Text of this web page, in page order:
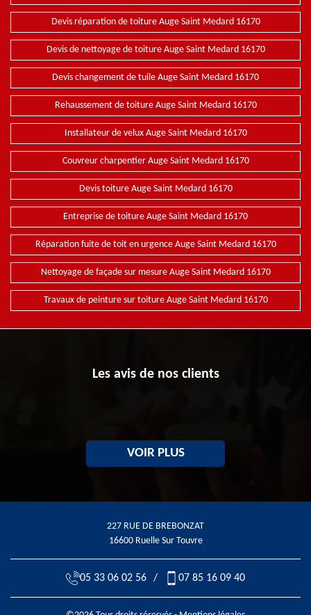
Devis réparation de toiture Auge Saint Medard 16170
Devis de nettoyage de toiture Auge Saint Medard 16170
Devis changement de tuile Auge Saint Medard 16170
Rehaussement de toiture Auge Saint Medard 16170
Installateur de velux Auge Saint Medard 16170
Couvreur charpentier Auge Saint Medard 16170
Devis toiture Auge Saint Medard 16170
Entreprise de toiture Auge Saint Medard 16170
Réparation fuite de toit en urgence Auge Saint Medard 16170
Nettoyage de façade sur mesure Auge Saint Medard 16170
Travaux de peinture sur toiture Auge Saint Medard 16170
Les avis de nos clients
VOIR PLUS
227 RUE DE BREBONZAT
16600 Ruelle Sur Touvre
05 33 06 02 56 / 07 85 16 09 40